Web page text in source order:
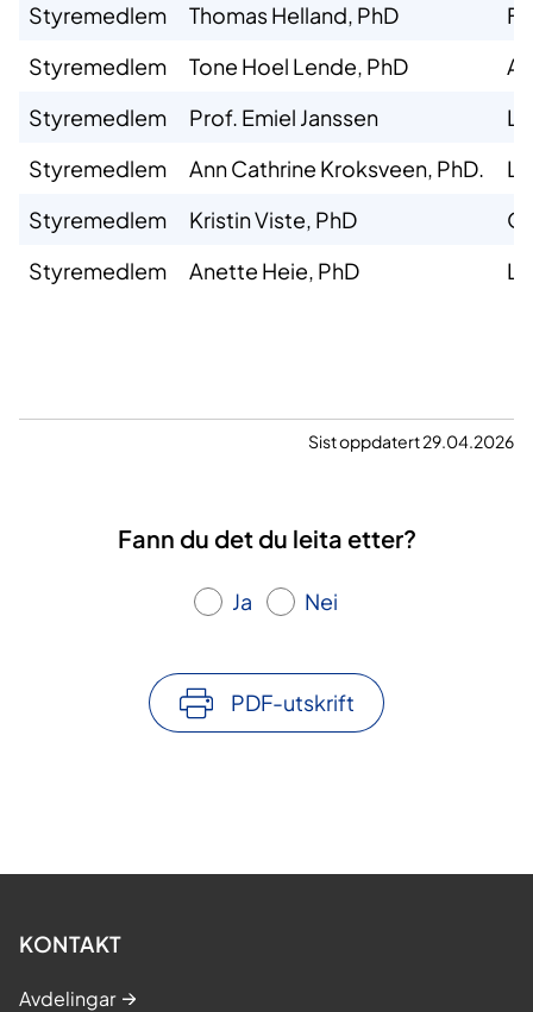
Styremedlem
Thomas Helland, PhD
Styremedlem
Tone Hoel Lende, PhD
Styremedlem
Prof. Emiel Janssen
Styremedlem
Ann Cathrine Kroksveen, PhD.
Styremedlem
Kristin Viste, PhD
Styremedlem
Anette Heie, PhD
Sist oppdatert 29.04.2026
Fann du det du leita etter?
Ja Nei
PDF-utskrift
KONTAKT
Avdelingar